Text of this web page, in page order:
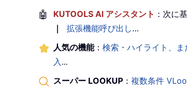
🤖 KUTOOLS AI アシスタント ：次に
｜
拡張機能呼び出し…
人気の機能： 検索・ハイライト、
入...
スーパー LOOKUP ： 複数条件